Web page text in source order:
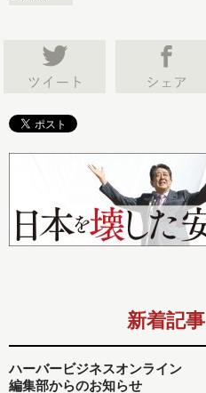
新着記事
ハーバービジネスオンライン
編集部からのお知らせ